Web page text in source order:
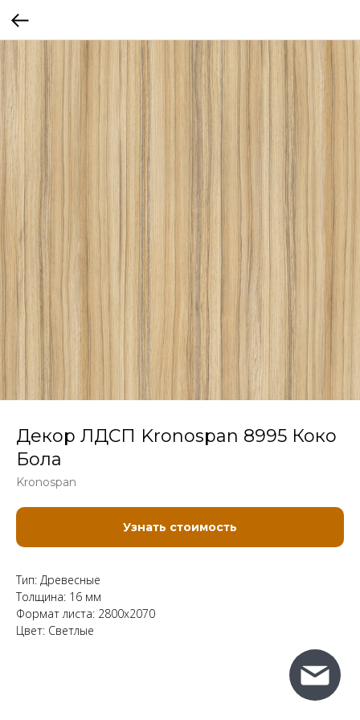
Декор ЛДСП Kronospan 8995 Коко
Бола
Kronospan
Узнать стоимость
Тип: Древесные
Толщина: 16 мм
Формат листа: 2800x2070
Цвет: Светлые